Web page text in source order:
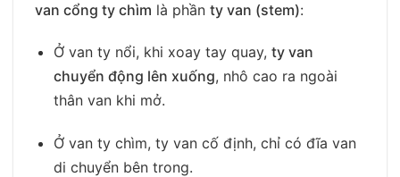
van cổng ty chìm là phần ty van (stem):
Ở van ty nổi, khi xoay tay quay, ty van
chuyển động lên xuống, nhô cao ra ngoài
thân van khi mở.
Ở van ty chìm, ty van cố định, chỉ có đĩa van
di chuyển bên trong.